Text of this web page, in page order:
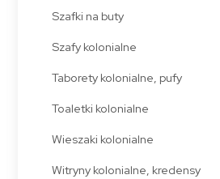
Szafki na buty
Szafy kolonialne
Taborety kolonialne, pufy
Toaletki kolonialne
Wieszaki kolonialne
Witryny kolonialne, kredensy